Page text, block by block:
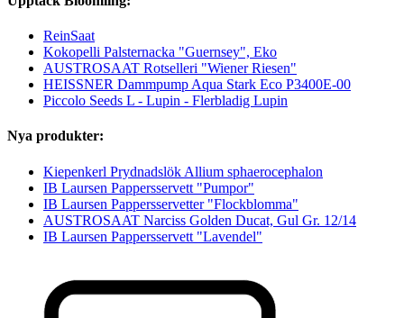
ReinSaat
Kokopelli Palsternacka "Guernsey", Eko
AUSTROSAAT Rotselleri "Wiener Riesen"
HEISSNER Damm­pump Aqua Stark Eco P3400E-00
Piccolo Seeds L - Lupin - Flerbladig Lupin
Nya produkter:
Kiepenkerl Prydnadslök Allium sphaerocephalon
IB Laursen Pappersservett "Pumpor"
IB Laursen Pappersservetter "Flockblomma"
AUSTROSAAT Narciss Golden Ducat, Gul Gr. 12/14
IB Laursen Pappersservett "Lavendel"